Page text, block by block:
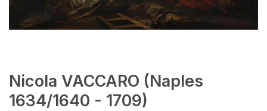
Nicola VACCARO (Naples
1634/1640 - 1709)